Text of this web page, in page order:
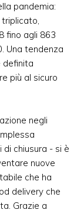
pandemia:
fino agli 863
Una tendenza
definita
più al sicuro
negli
di chiusura - si è
nuove
che ha
delivery che
Grazie a